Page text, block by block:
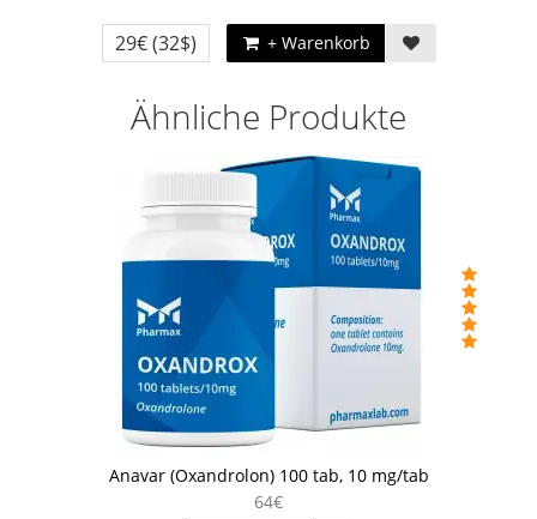
29€(32$) + Warenkorb
Ähnliche Produkte
Anavar (Oxandrolon) 100 tab, 10 mg/tab
64€